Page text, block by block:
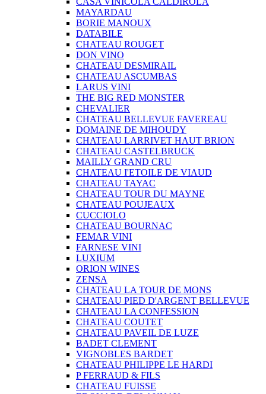
MAYARDAU
BORIE MANOUX
DATABILE
CHATEAU ROUGET
DON VINO
CHATEAU DESMIRAIL
CHATEAU ASCUMBAS
LARUS VINI
THE BIG RED MONSTER
CHEVALIER
CHATEAU BELLEVUE FAVEREAU
DOMAINE DE MIHOUDY
CHATEAU LARRIVET HAUT BRION
CHATEAU CASTELBRUCK
MAILLY GRAND CRU
CHATEAU I'ETOILE DE VIAUD
CHATEAU TAYAC
CHATEAU TOUR DU MAYNE
CHATEAU POUJEAUX
CUCCIOLO
CHATEAU BOURNAC
FEMAR VINI
FARNESE VINI
LUXIUM
ORION WINES
ZENSA
CHATEAU LA TOUR DE MONS
CHATEAU PIED D'ARGENT BELLEVUE
CHATEAU LA CONFESSION
CHATEAU COUTET
CHATEAU PAVEIL DE LUZE
BADET CLEMENT
VIGNOBLES BARDET
CHATEAU PHILIPPE LE HARDI
P FERRAUD & FILS
CHATEAU FUISSE